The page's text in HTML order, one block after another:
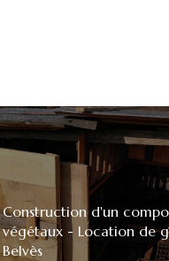
Construction d'un
végétaux - Location de
Belvès